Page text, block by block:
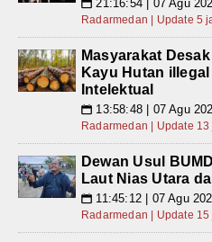
📅 21:16:54 | 07 Agu
Radarmedan | Update 5
Masyarakat
Kayu Hutan
Intelektual
📅 13:58:48 | 07 Agu
Radarmedan | Update
Dewan Usul
Laut Nias Utara
📅 11:45:12 | 07 Agu
Radarmedan | Update